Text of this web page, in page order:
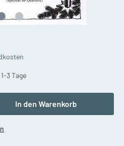
3 Tage
In den Warenkorb